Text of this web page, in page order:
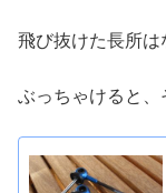
飛び抜けた長所は
ぶっちゃけると、